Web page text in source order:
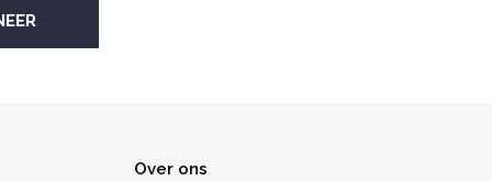
Over ons